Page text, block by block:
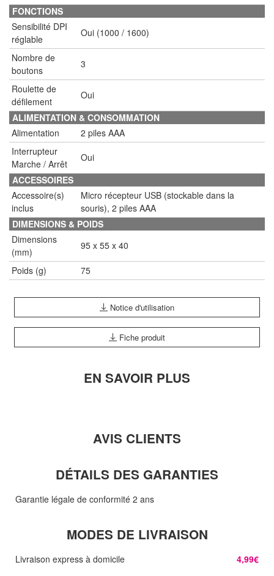
FONCTIONS
Sensibilité DPI
réglable
Oui (1000 / 1600)
Nombre de
boutons
3
Roulette de
défilement
Oui
ALIMENTATION & CONSOMMATION
Alimentation
2 piles AAA
Interrupteur
Marche / Arrêt
Oui
ACCESSOIRES
Accessoire(s)
inclus
Micro récepteur USB (stockable dans la
souris), 2 piles AAA
DIMENSIONS & POIDS
Dimensions
(mm)
95 x 55 x 40
Poids (g) 75
Notice d'utilisation
Fiche produit
EN SAVOIR PLUS
AVIS CLIENTS
DÉTAILS DES GARANTIES
Garantie légale de conformité 2 ans
MODES DE LIVRAISON
Livraison express à domicile 4,99€